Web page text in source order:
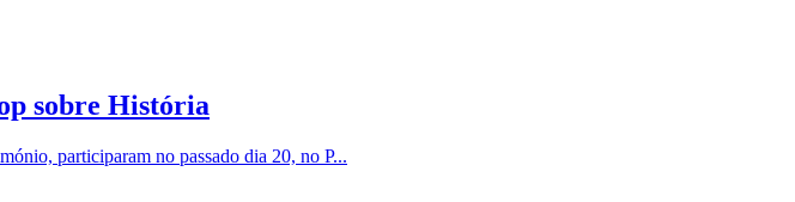
sobre História
participaram no passado dia 20, no P...